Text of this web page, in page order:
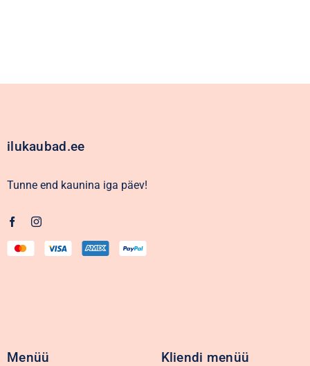
ilukaubad.ee
Tunne end kaunina iga päev!
Menüü Kliendi menüü